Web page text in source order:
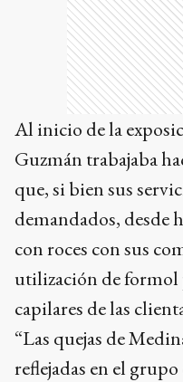
Al inicio de la
Guzmán trabajaba
que, si bien sus
demandados, desde
con roces con sus
utilización de formol
capilares de las
“Las quejas de
reflejadas en el